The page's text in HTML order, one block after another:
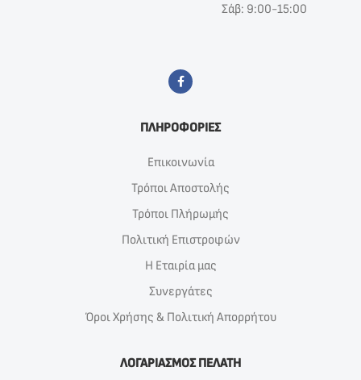
Σάβ: 9:00-15:00
ΠΛΗΡΟΦΟΡΙΕΣ
Επικοινωνία
Τρόποι Αποστολής
Τρόποι Πλήρωμής
Πολιτική Επιστροφών
Η Εταιρία μας
Συνεργάτες
Όροι Χρήσης & Πολιτική Απορρήτου
ΛΟΓΑΡΙΑΣΜΟΣ ΠΕΛΑΤΗ